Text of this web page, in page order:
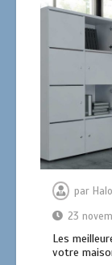
par
23
Les
votre